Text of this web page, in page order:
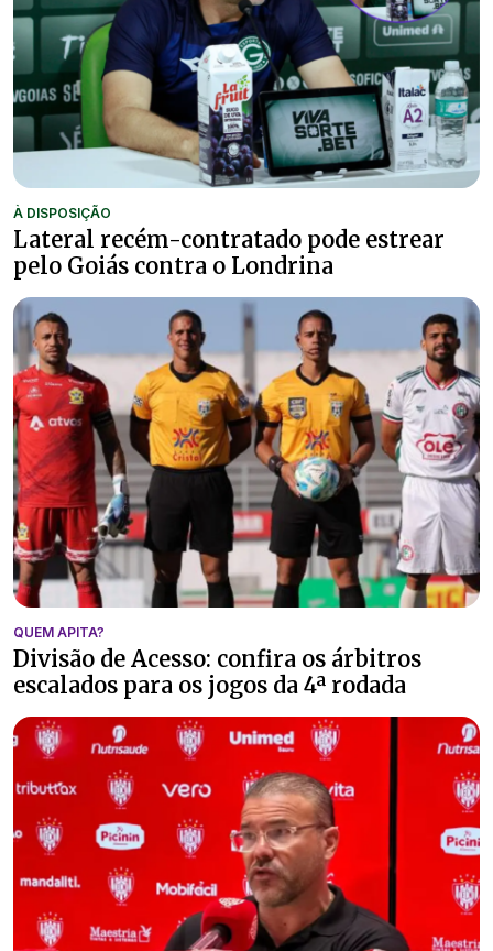
À DISPOSIÇÃO
Lateral recém-contratado pode estrear
pelo Goiás contra o Londrina
QUEM APITA?
Divisão de Acesso: confira os árbitros
escalados para os jogos da 4ª rodada